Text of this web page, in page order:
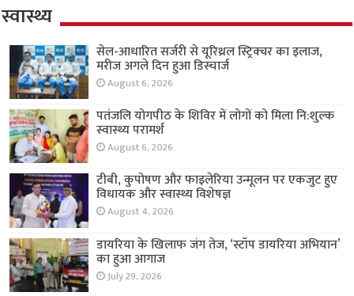
स्वास्थ्य
सेल-आधारित सर्जरी से यूरिथ्रल स्ट्रिक्चर का इलाज,
मरीज अगले दिन हुआ डिस्चार्ज
August 6, 2026
पतंजलि योगपीठ के शिविर में लोगों को मिला नि:शुल्क
स्वास्थ्य परामर्श
August 6, 2026
टीबी, कुपोषण और फाइलेरिया उन्मूलन पर एकजुट हुए
विधायक और स्वास्थ्य विशेषज्ञ
August 4, 2026
डायरिया के खिलाफ जंग तेज, ‘स्टॉप डायरिया अभियान’
का हुआ आगाज
July 29, 2026